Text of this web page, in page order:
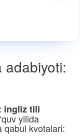
adabiyoti:
ingliz tili
yilida
qabul kvotalari: